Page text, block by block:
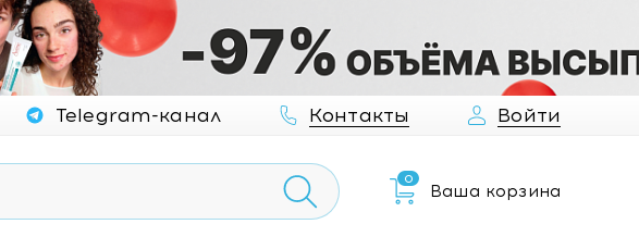
Telegram-канал Контакты Войти
0
Ваша корзина